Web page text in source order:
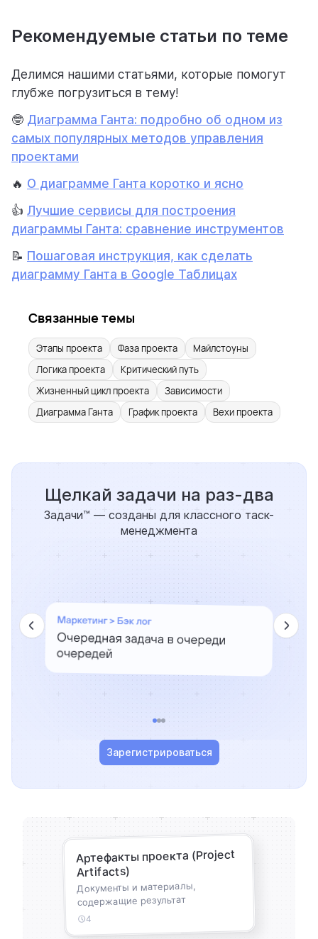
Рекомендуемые статьи по теме
Делимся нашими статьями, которые помогут
глубже погрузиться в тему!
🤓 Диаграмма Ганта: подробно об одном из
самых популярных методов управления
проектами
🔥 О диаграмме Ганта коротко и ясно
👍 Лучшие сервисы для построения
диаграммы Ганта: сравнение инструментов
📝 Пошаговая инструкция, как сделать
диаграмму Ганта в Google Таблицах
Связанные темы
Этапы проекта Фаза проекта
Майлстоуны
Логика проекта
Критический путь
Жизненный цикл проекта
Зависимости
Диаграмма Ганта
График проекта Вехи проекта
Щелкай задачи на раз-два
Задачи™ — созданы для классного таск-
менеджмента
Зарегистрироваться
Артефакты проекта (Project
Artifacts)
Документы и материалы,
содержащие результат
4